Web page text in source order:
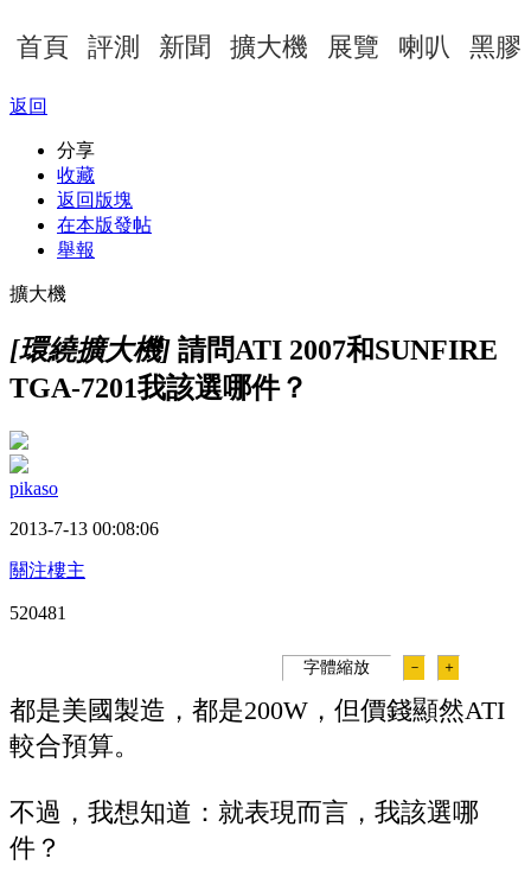
首頁 評測 新聞 擴大機 展覽 喇叭 黑膠
返回
分享
收藏
返回版塊
在本版發帖
舉報
擴大機
[環繞擴大機] 請問ATI 2007和SUNFIRE
TGA-7201我該選哪件？
pikaso
2013-7-13 00:08:06
關注樓主
520481
字體縮放 － ＋
都是美國製造，都是200W，但價錢顯然ATI
較合預算。
不過，我想知道：就表現而言，我該選哪
件？